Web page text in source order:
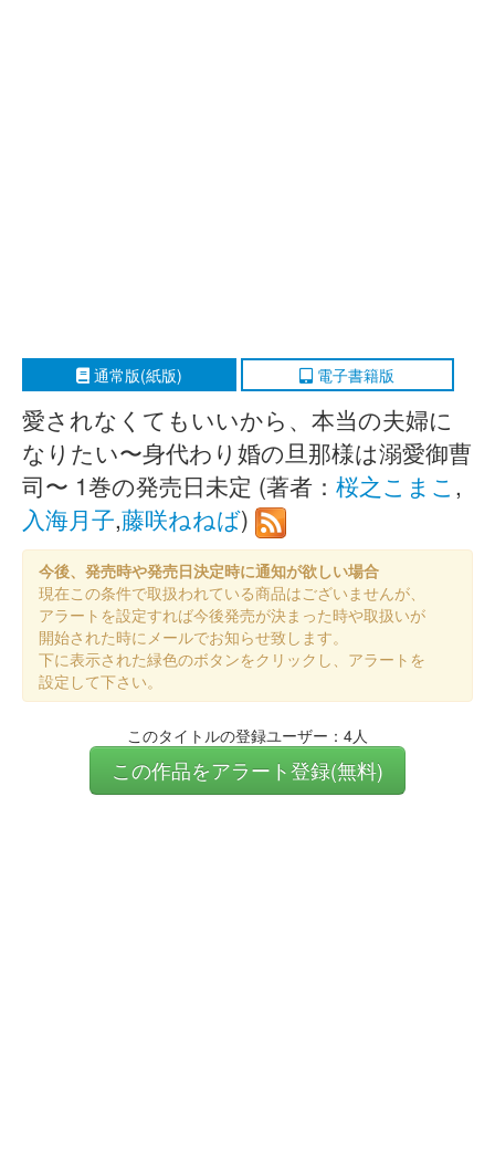
通常版(紙版) 電子書籍版
愛されなくてもいいから、本当の夫婦に
なりたい〜身代わり婚の旦那様は溺愛御曹
司〜 1巻の発売日未定 (著者： 桜之こまこ ,
入海月子,藤咲ねねば)
今後、発売時や発売日決定時に通知が欲しい場合
現在この条件で取扱われている商品はございませんが、
アラートを設定すれば今後発売が決まった時や取扱いが
開始された時にメールでお知らせ致します。
下に表示された緑色のボタンをクリックし、アラートを
設定して下さい。
このタイトルの登録ユーザー：4人
この作品をアラート登録(無料)